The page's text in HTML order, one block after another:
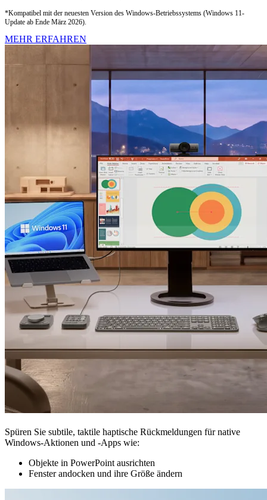
*Kompatibel mit der neuesten Version des Windows-Betriebssystems (Windows 11-
Update ab Ende März 2026).
MEHR ERFAHREN
Spüren Sie subtile, taktile haptische Rückmeldungen für native
Windows-Aktionen und -Apps wie:
Objekte in PowerPoint ausrichten
Fenster andocken und ihre Größe ändern